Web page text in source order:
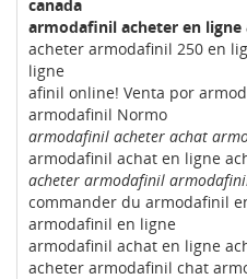
canada
armodafinil acheter en
acheter armodafinil 250 en
ligne
afinil online! Venta por
armodafinil Normo
armodafinil acheter achat
armodafinil achat en ligne
acheter armodafinil
commander du armodafinil
armodafinil en ligne
armodafinil achat en ligne
acheter armodafinil chat